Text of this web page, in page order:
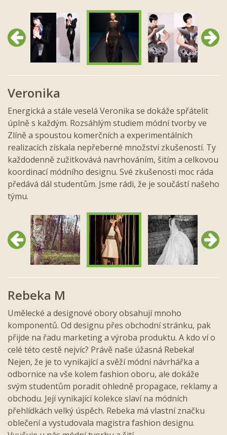
Předchozí Další
Veronika
Energická a stále veselá Veronika se dokáže spřátelit
úplně s každým. Rozsáhlým studiem módní tvorby ve
Zlíně a spoustou komerčních a experimentálních
realizacích získala nepřeberné množství zkušeností. Ty
každodenně zužitkovává navrhováním, šitím a celkovou
koordinací módního designu. Své zkušenosti moc ráda
předává dál studentům. Jsme rádi, že je součástí našeho
týmu.
Předchozí Další
Rebeka M
Umělecké a designové obory obsahují mnoho
komponentů. Od designu přes obchodní stránku, pak
přijde na řadu marketing a výroba produktu. A kdo ví o
celé této cestě nejvíc? Právě naše úžasná Rebeka!
Nejen, že je to vynikající a svěží módní návrhářka a
odbornice na vše kolem fashion oboru, ale dokáže
svým studentům poradit ohledně propagace, reklamy a
obchodu. Její vynikající kolekce slaví na módních
přehlídkách velký úspěch. Rebeka má vlastní značku
oblečení a vystudovala magistra fashion designu.